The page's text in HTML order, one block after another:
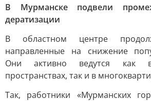
В Мурманске подвели
дератизации
В областном центре
направленные на снижение
Они активно ведутся как
пространствах, так и в
Так, работники «Мурманских